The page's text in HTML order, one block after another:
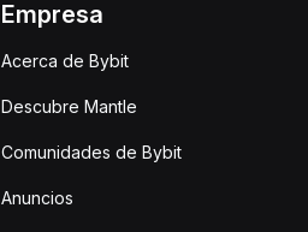
Empresa
Acerca de Bybit
Descubre Mantle
Comunidades de Bybit
Anuncios